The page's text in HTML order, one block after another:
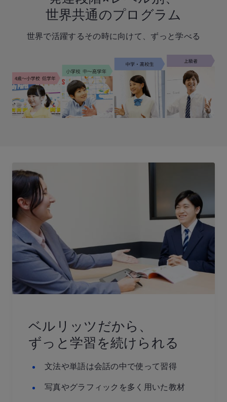
世界共通のプログラム
世界で活躍するその時に向けて、ずっと学べる
ベルリッツだから、
ずっと学習を続けられる
文法や単語は会話の中で使って習得
写真やグラフィックを多く用いた教材